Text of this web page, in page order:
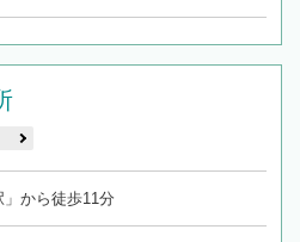
から徒歩11分